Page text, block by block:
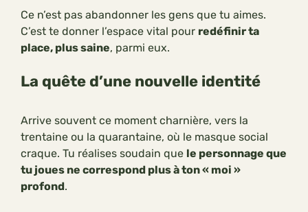
Ce n’est pas abandonner les gens que tu aimes.
C’est te donner l’espace vital pour redéfinir ta
place, plus saine, parmi eux.
La quête d’une nouvelle identité
Arrive souvent ce moment charnière, vers la
trentaine ou la quarantaine, où le masque social
craque. Tu réalises soudain que le personnage que
tu joues ne correspond plus à ton « moi »
profond.